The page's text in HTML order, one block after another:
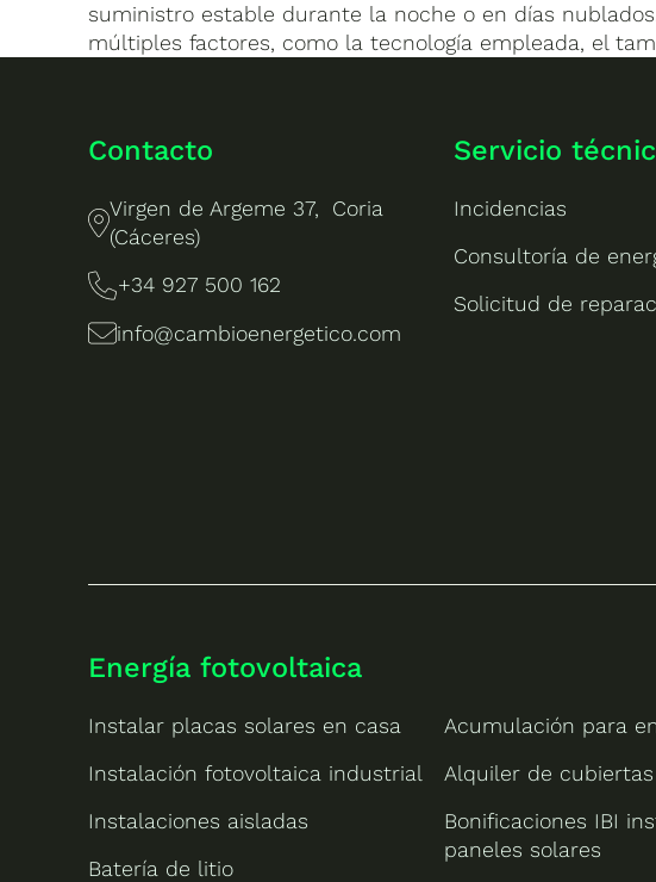
suministro estable durante la noche o en días
múltiples factores, como la tecnología empleada, el
Contacto
Virgen de Argeme 37, Coria
(Cáceres)
+34 927 500 162
info@cambioenergetico.com
Servicio
Incidencias
Consultoría de
Solicitud de
Energía fotovoltaica
Instalar placas solares en casa
Instalación fotovoltaica industrial
Instalaciones aisladas
Batería de litio
Acumulación para
Alquiler de cubiertas
Bonificaciones IBI
paneles solares